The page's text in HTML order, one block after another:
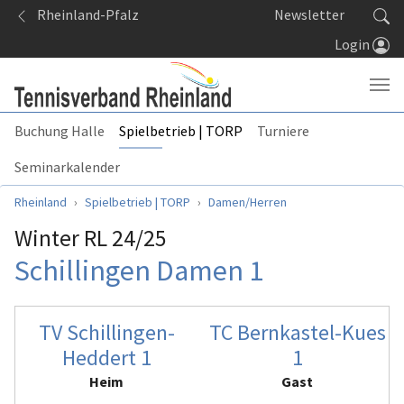
Springe zum Seiteninhalt
Rheinland-Pfalz
Newsletter
Login
Buchung Halle Spielbetrieb | TORP
Turniere
Seminarkalender
Sie sind hier:
Rheinland Spielbetrieb | TORP Damen/Herren
Winter RL 24/25
Schillingen Damen 1
TV Schillingen-
Heddert 1
Heim
TC Bernkastel-Kues
1
Gast